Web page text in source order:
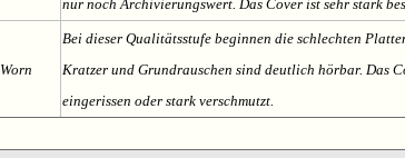
nur noch Archivierungswert. Das Cover ist sehr stark
Worn
Bei dieser Qualitätsstufe beginnen die schlechten
Kratzer und Grundrauschen sind deutlich hörbar. Das
eingerissen oder stark verschmutzt.